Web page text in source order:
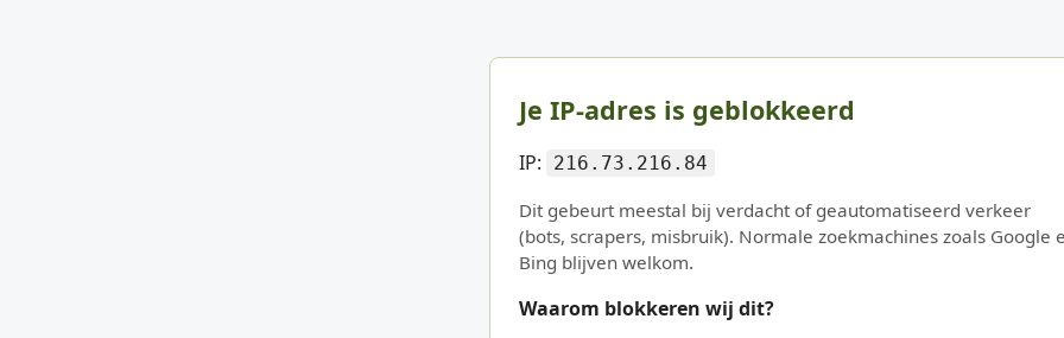
Je IP-adres is geblokkeerd
IP: 216.73.216.84
Dit gebeurt meestal bij verdacht of geautomatiseerd verkeer
(bots, scrapers, misbruik). Normale zoekmachines zoals Google
Bing blijven welkom.
Waarom blokkeren wij dit?